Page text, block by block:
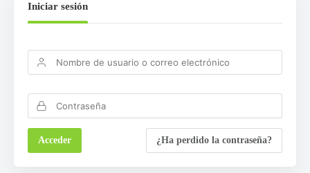
Iniciar sesión
¿Ha perdido la contraseña?